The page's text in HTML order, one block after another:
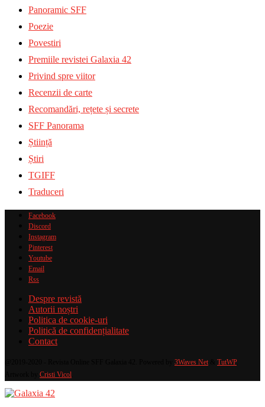
Panoramic SFF
Poezie
Povestiri
Premiile revistei Galaxia 42
Privind spre viitor
Recenzii de carte
Recomandări, rețete și secrete
SFF Panorama
Știință
Știri
TGIFF
Traduceri
Facebook
Discord
Instagram
Pinterest
Youtube
Email
Rss
Despre revistă
Autorii noștri
Politica de cookie-uri
Politică de confidențialitate
Contact
3Waves Net TutWP.
Cristi Vicol